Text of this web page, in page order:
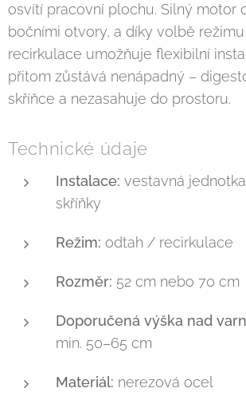
osvítí pracovní plochu. Silný motor
bočními otvory, a díky volbě
recirkulace umožňuje flexibilní
přitom zůstává nenápadný –
skříňce a nezasahuje do prostoru.
Technické údaje
Instalace: vestavná
skříňky
Režim: odtah / recirkulace
Rozměr: 52 cm nebo 70 cm
Doporučená výška nad
min. 50–65 cm
Materiál: nerezová ocel